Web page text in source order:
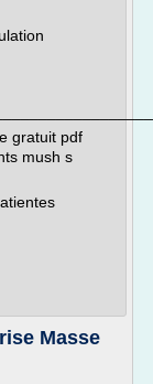
gratuit pdf
mush s
Masse